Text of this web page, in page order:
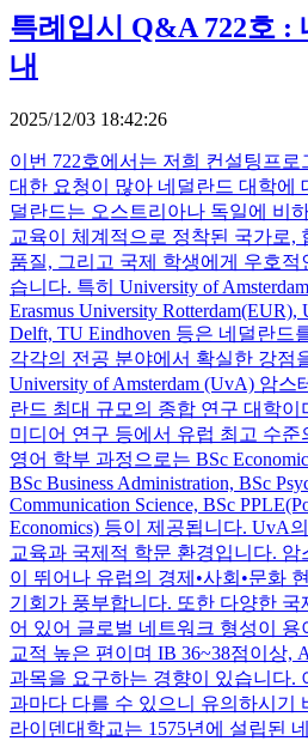
특례입시 Q&A 722호 :
내
2025/12/03 18:42:26
이번 722호에서는 저희 컨설팅프로
대한 요청이 많아 네덜란드 대학에
덜란드는 오스트리아나 독일에 비
교육이 체계적으로 정착된 국가로,
품질, 그리고 국제 학생에게 우호적
습니다. 특히 University of
Erasmus University
Delft, TU Eindhoven 등은 네덜란드
각각의 전공 분야에서 확실한 강점
University of Amsterdam (UvA) 암
란드 최대 규모의 종합 연구 대학이
미디어 연구 등에서 유럽 최고 수
영어 학부 과정으로는 BSc
BSc Business Administration, BSc
Communication Science, BSc
Economics) 등이 제공됩니다. UvA
교육과 국제적 학문 환경입니다.
이 뛰어나 유럽의 경제•사회•문화
기회가 풍부합니다. 또한 다양한 국
어 있어 글로벌 네트워크 형성이 용
교적 높은 편이며 IB 36~38점이상,
과목을 요구하는 경향이 있습니다.
과마다 다를 수 있으니 유의하시기
라이덴대학교는 1575년에 설립된